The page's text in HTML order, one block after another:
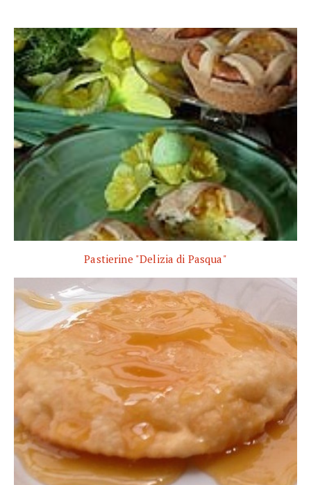
Pastierine "Delizia di Pasqua"